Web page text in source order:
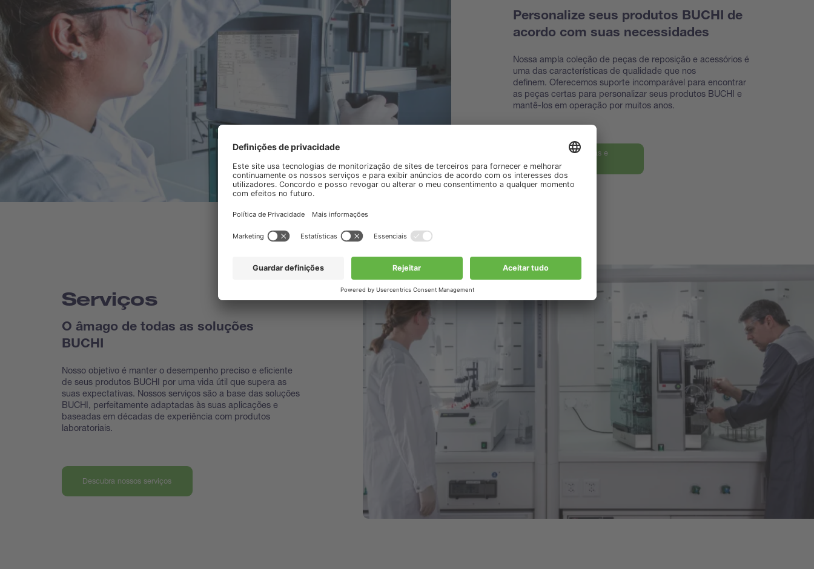
Personalize seus produtos BUCHI de
acordo com suas necessidades
Nossa ampla coleção de peças de reposição e acessórios é
uma das características de qualidade que nos
definem. Oferecemos suporte incomparável para encontrar
as peças certas para personalizar seus produtos BUCHI e
mantê-los em operação por muitos anos.
Descubra nossas peças e
acessórios
Serviços
O âmago de todas as soluções
BUCHI
Nosso objetivo é manter o desempenho preciso e eficiente
de seus produtos BUCHI por uma vida útil que supera as
suas expectativas. Nossos serviços são a base das soluções
BUCHI, perfeitamente adaptadas às suas aplicações e
baseadas em décadas de experiência com produtos
laboratoriais.
Descubra nossos serviços